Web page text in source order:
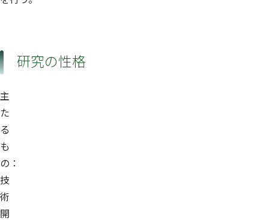
研究の性格
主
た
る
も
の：
技
術
開